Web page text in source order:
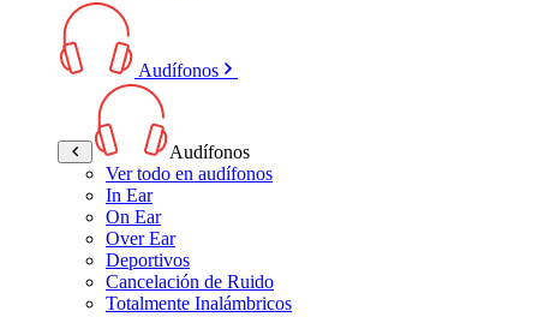
Audífonos
Audífonos
Ver todo en audífonos
In Ear
On Ear
Over Ear
Deportivos
Cancelación de Ruido
Totalmente Inalámbricos